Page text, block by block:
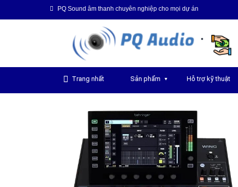
PQ Sound âm thanh chuyên nghiệp cho mọi dự án
Trang nhất Sản phẩm ▼ Hỗ trợ kỹ thuật